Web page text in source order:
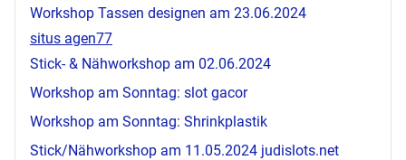
Workshop Tassen designen am 23.06.2024
situs agen77
Stick- & Nähworkshop am 02.06.2024
Workshop am Sonntag: slot gacor
Workshop am Sonntag: Shrinkplastik
Stick/Nähworkshop am 11.05.2024 judislots.net